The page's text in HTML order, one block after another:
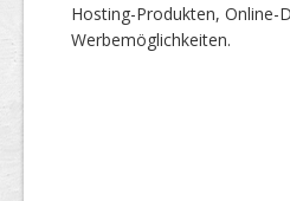
Hosting-Produkten, Online-
Werbemöglichkeiten.